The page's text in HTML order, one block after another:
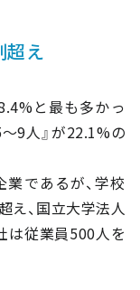
超え
と最も多かっ
～9人』が22.1%の
であるが、学校
え、国立大学法人
は従業員500人を